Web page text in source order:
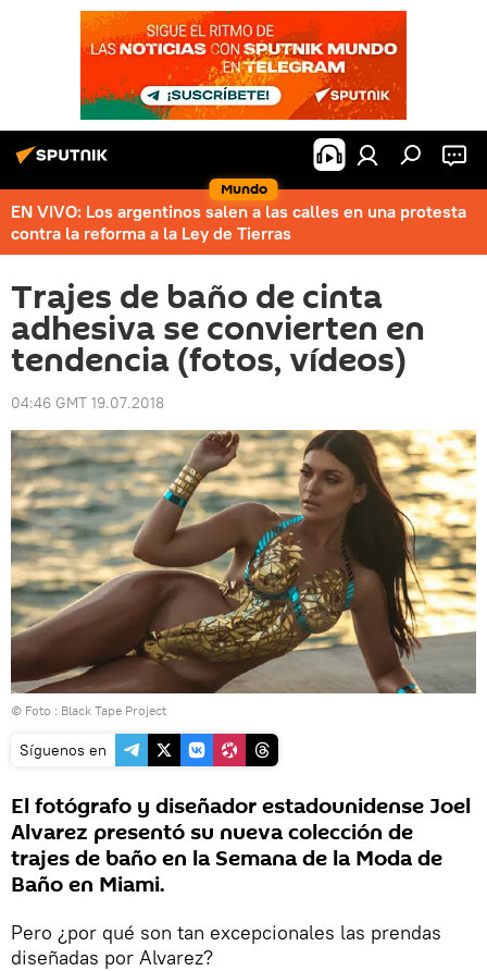
Mundo
EN VIVO: Los argentinos salen a las calles en una protesta
contra la reforma a la Ley de Tierras
Trajes de baño de cinta
adhesiva se convierten en
tendencia (fotos, vídeos)
04:46 GMT 19.07.2018
© Foto : Black Tape Project
Síguenos en
El fotógrafo y diseñador estadounidense Joel
Alvarez presentó su nueva colección de
trajes de baño en la Semana de la Moda de
Baño en Miami.
Pero ¿por qué son tan excepcionales las prendas
diseñadas por Alvarez?